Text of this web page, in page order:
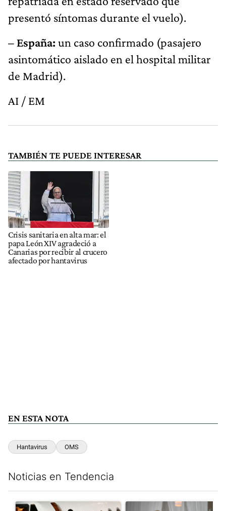
presentó síntomas durante el vuelo).
– España: un caso confirmado (pasajero
asintomático aislado en el hospital militar
de Madrid).
AI / EM
TAMBIÉN TE PUEDE INTERESAR
Crisis sanitaria en alta mar: el
papa León XIV agradeció a
Canarias por recibir al crucero
afectado por hantavirus
EN ESTA NOTA
Hantavirus OMS
Noticias en Tendencia
Un artículo de tendencia con el título "Lionel Messi llegó a
Un artículo de tendencia